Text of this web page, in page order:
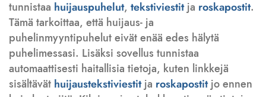
tunnistaa huijauspuhelut, tekstiviestitja roskapostit.
Tämä tarkoittaa, että huijaus- ja
puhelinmyyntipuhelut eivät enää edes hälytä
puhelimessasi. Lisäksi sovellus tunnistaa
automaattisesti haitallisia tietoja, kuten linkkejä
sisältävät huijaustekstiviestitja roskapostitjo ennen